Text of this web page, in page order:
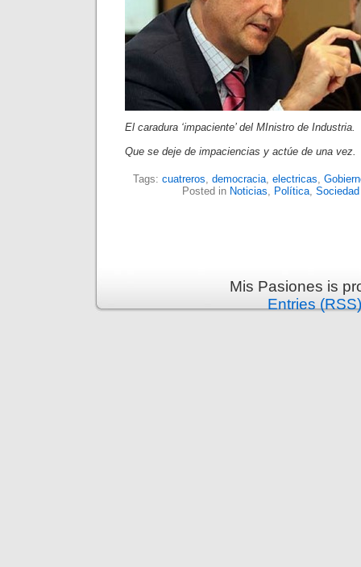
El caradura ‘impaciente’ del MInistro de Industria.
Que se deje de impaciencias y actúe de una vez.
Tags: cuatreros, democracia, electricas,
Posted in Noticias, Política, Sociedad
Mis Pasiones is
Entries (RSS)